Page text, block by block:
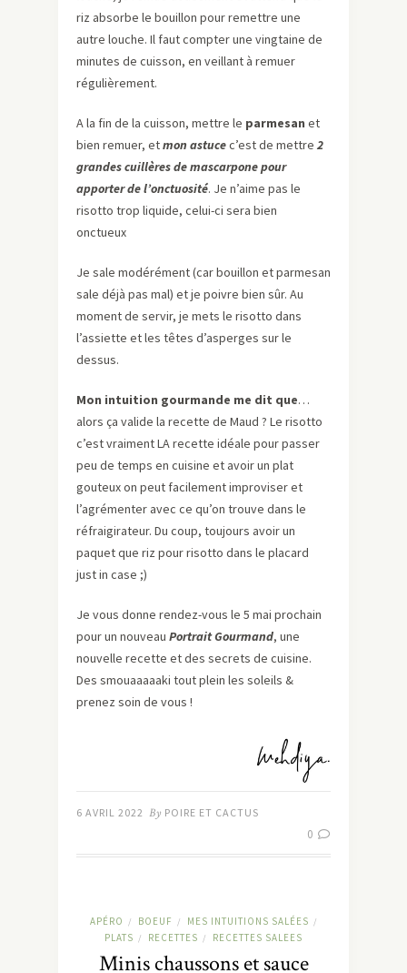
riz absorbe le bouillon pour remettre une
autre louche. Il faut compter une vingtaine de
minutes de cuisson, en veillant à remuer
régulièrement.
A la fin de la cuisson, mettre le parmesan et
bien remuer, etmon astucec’est de mettre 2
grandes cuillères de mascarpone pour
apporter de l’onctuosité. Je n’aime pas le
risotto trop liquide, celui-ci sera bien
onctueux
Je sale modérément (car bouillon et parmesan
sale déjà pas mal) et je poivre bien sûr. Au
moment de servir, je mets le risotto dans
l’assiette et les têtes d’asperges sur le
dessus.
Mon intuition gourmande me dit que…
alors ça valide la recette de Maud ? Le risotto
c’est vraiment LA recette idéale pour passer
peu de temps en cuisine et avoir un plat
gouteux on peut facilement improviser et
l’agrémenter avec ce qu’on trouve dans le
réfraigirateur. Du coup, toujours avoir un
paquet que riz pour risotto dans le placard
just in case ;)
Je vous donne rendez-vous le 5 mai prochain
pour un nouveau Portrait Gourmand, une
nouvelle recette et des secrets de cuisine.
Des smouaaaaaki tout plein les soleils &
prenez soin de vous !
6 AVRIL 2022 By POIRE ET CACTUS
0
APÉRO / BOEUF / MES INTUITIONS SALÉES /
PLATS / RECETTES / RECETTES SALEES
Minis chaussons et sauce